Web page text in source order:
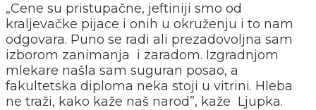
„Cene su pristupačne, jeftiniji smo od
kraljevačke pijace i onih u okruženju i to nam
odgovara. Puno se radi ali prezadovoljna sam
izborom zanimanja i zaradom. Izgradnjom
mlekare našla sam suguran posao, a
fakultetska diploma neka stoji u vitrini. Hleba
ne traži, kako kaže naš narod”, kaže Ljupka.